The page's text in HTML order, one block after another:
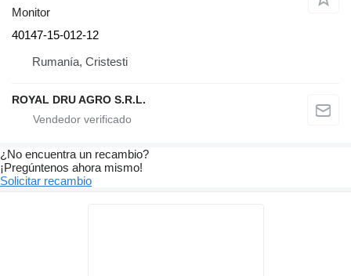
Monitor
40147-15-012-12
Rumanía, Cristesti
ROYAL DRU AGRO S.R.L.
¿No encuentra un recambio?
¡Pregúntenos ahora mismo!
Solicitar recambio